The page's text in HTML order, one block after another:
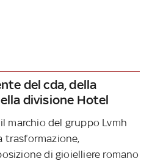
del cda, della
divisione Hotel
marchio del gruppo Lvmh
trasformazione,
di gioielliere romano